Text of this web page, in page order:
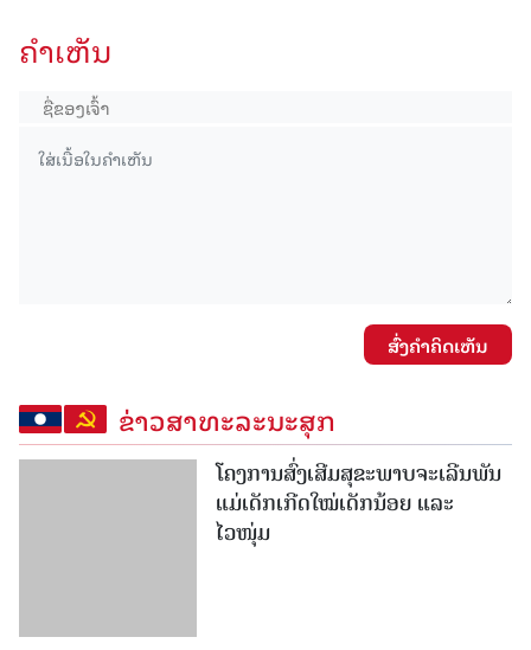
ຄໍາເຫັນ
ສົ່ງຄໍາຄິດເຫັນ
ຂ່າວສາທະລະນະສຸກ
ໂຄງການສົ່ງເສີມສຸຂະພາບຈະເລີນພັນ
ແມ່ເດັກເກີດໃໝ່ເດັກນ້ອຍ ແລະ
ໄວໜຸ່ມ